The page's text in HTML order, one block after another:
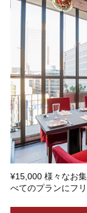
¥15,000 様々なお
べてのプランにフ